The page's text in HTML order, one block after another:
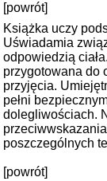
[powrót]
Książka uczy
Uświadamia
odpowiedzią
przygotowana do
przyjęcia.
pełni
dolegliwościach.
poszczególnych
[powrót]